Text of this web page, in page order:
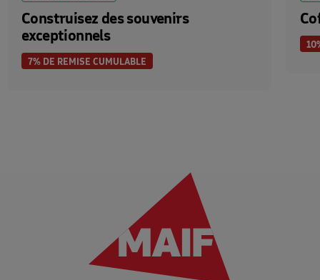
Construisez des souvenirs
exceptionnels
7% DE REMISE CUMULABLE